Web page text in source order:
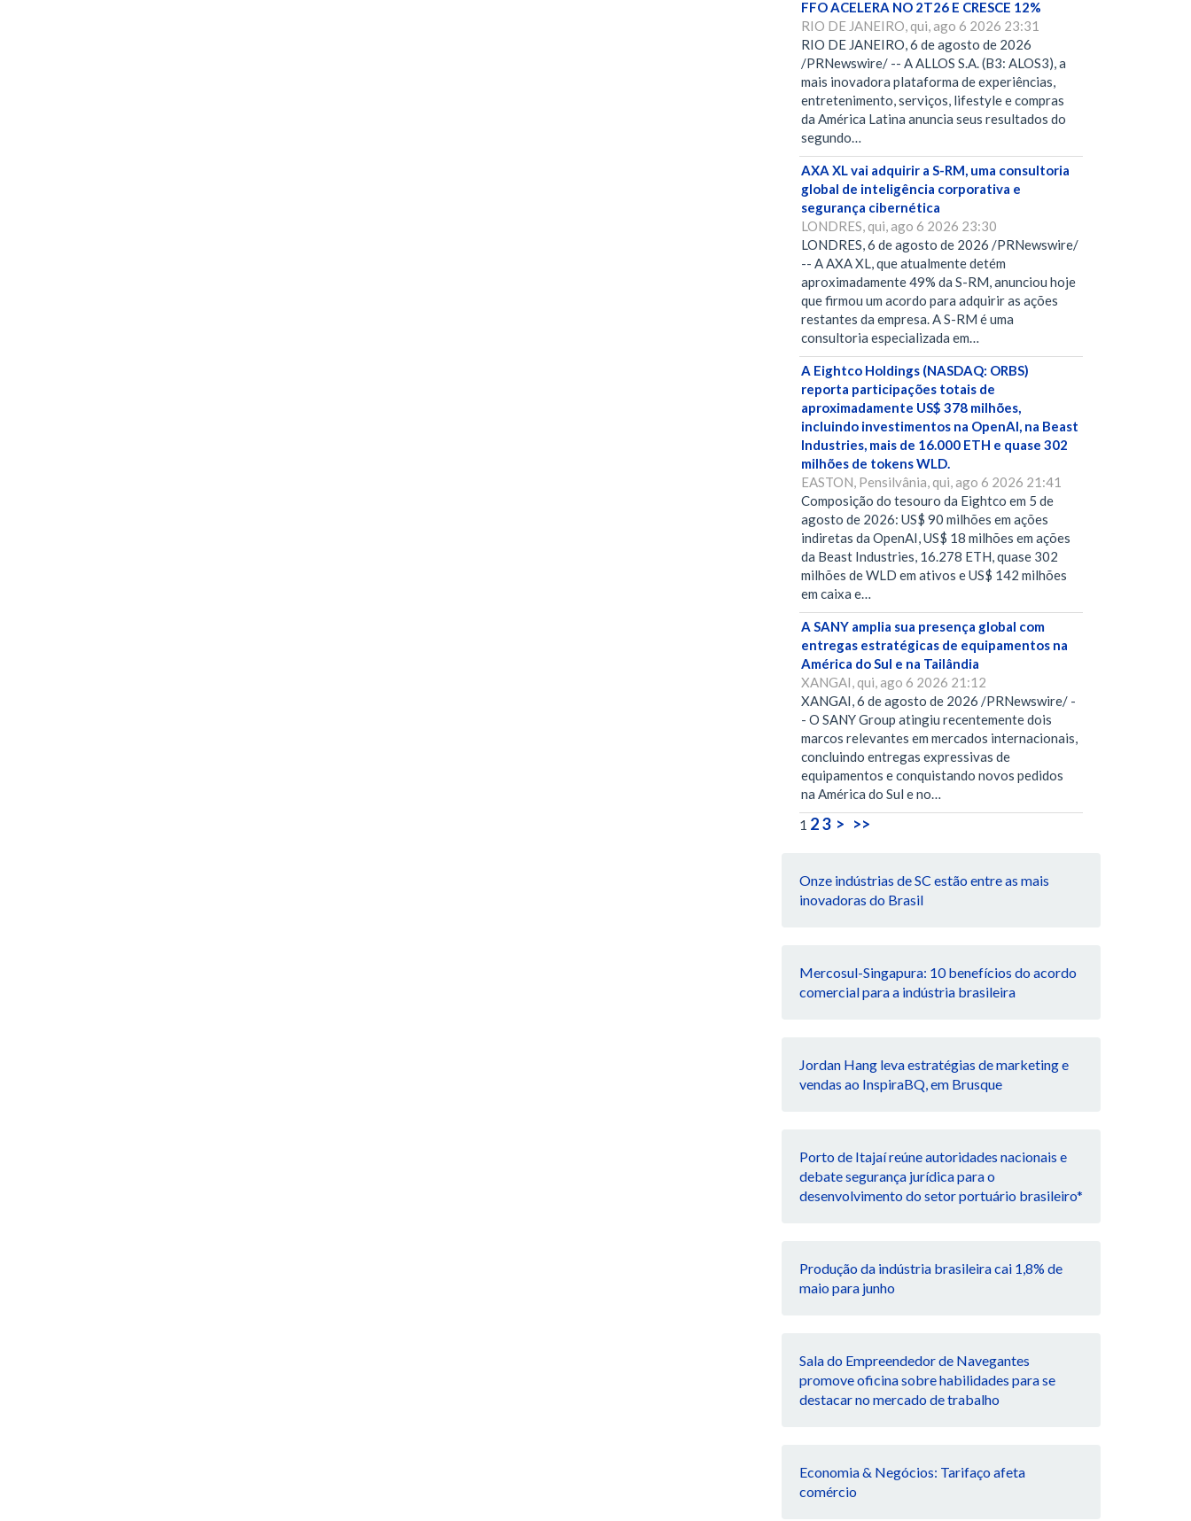
FFO ACELERA NO 2T26 E CRESCE 12%
RIO DE JANEIRO, qui, ago 6 2026 23:31
RIO DE JANEIRO, 6 de agosto de 2026
/PRNewswire/ -- A ALLOS S.A. (B3: ALOS3), a
mais inovadora plataforma de experiências,
entretenimento, serviços, lifestyle e compras
da América Latina anuncia seus resultados do
segundo…
AXA XL vai adquirir a S-RM, uma consultoria
global de inteligência corporativa e
segurança cibernética
LONDRES, qui, ago 6 2026 23:30
LONDRES, 6 de agosto de 2026 /PRNewswire/
-- A AXA XL, que atualmente detém
aproximadamente 49% da S-RM, anunciou hoje
que firmou um acordo para adquirir as ações
restantes da empresa. A S-RM é uma
consultoria especializada em…
A Eightco Holdings (NASDAQ: ORBS)
reporta participações totais de
aproximadamente US$ 378 milhões,
incluindo investimentos na OpenAI, na Beast
Industries, mais de 16.000 ETH e quase 302
milhões de tokens WLD.
EASTON, Pensilvânia, qui, ago 6 2026 21:41
Composição do tesouro da Eightco em 5 de
agosto de 2026: US$ 90 milhões em ações
indiretas da OpenAI, US$ 18 milhões em ações
da Beast Industries, 16.278 ETH, quase 302
milhões de WLD em ativos e US$ 142 milhões
em caixa e…
A SANY amplia sua presença global com
entregas estratégicas de equipamentos na
América do Sul e na Tailândia
XANGAI, qui, ago 6 2026 21:12
XANGAI, 6 de agosto de 2026 /PRNewswire/ -
- O SANY Group atingiu recentemente dois
marcos relevantes em mercados internacionais,
concluindo entregas expressivas de
equipamentos e conquistando novos pedidos
na América do Sul e no…
1 23 > >>
Onze indústrias de SC estão entre as mais
inovadoras do Brasil
Mercosul-Singapura: 10 benefícios do acordo
comercial para a indústria brasileira
Jordan Hang leva estratégias de marketing e
vendas ao InspiraBQ, em Brusque
Porto de Itajaí reúne autoridades nacionais e
debate segurança jurídica para o
desenvolvimento do setor portuário brasileiro*
Produção da indústria brasileira cai 1,8% de
maio para junho
Sala do Empreendedor de Navegantes
promove oficina sobre habilidades para se
destacar no mercado de trabalho
Economia & Negócios: Tarifaço afeta
comércio